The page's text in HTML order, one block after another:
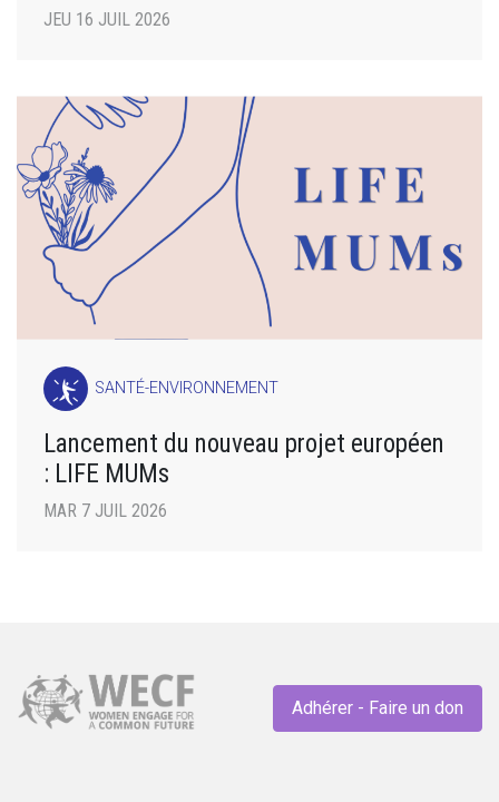
JEU 16 JUIL 2026
SANTÉ-ENVIRONNEMENT
Lancement du nouveau projet européen
: LIFE MUMs
MAR 7 JUIL 2026
Adhérer - Faire un don